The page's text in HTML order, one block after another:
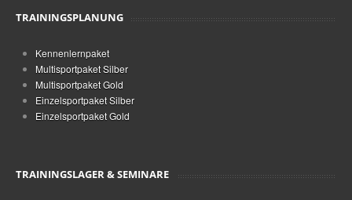
TRAININGSPLANUNG
Kennenlernpaket
Multisportpaket Silber
Multisportpaket Gold
Einzelsportpaket Silber
Einzelsportpaket Gold
TRAININGSLAGER & SEMINARE